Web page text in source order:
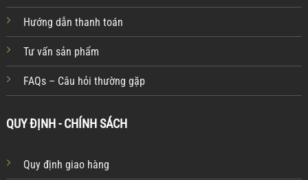
Hướng dẫn thanh toán
Tư vấn sản phẩm
FAQs – Câu hỏi thường gặp
QUY ĐỊNH - CHÍNH SÁCH
Quy định giao hàng